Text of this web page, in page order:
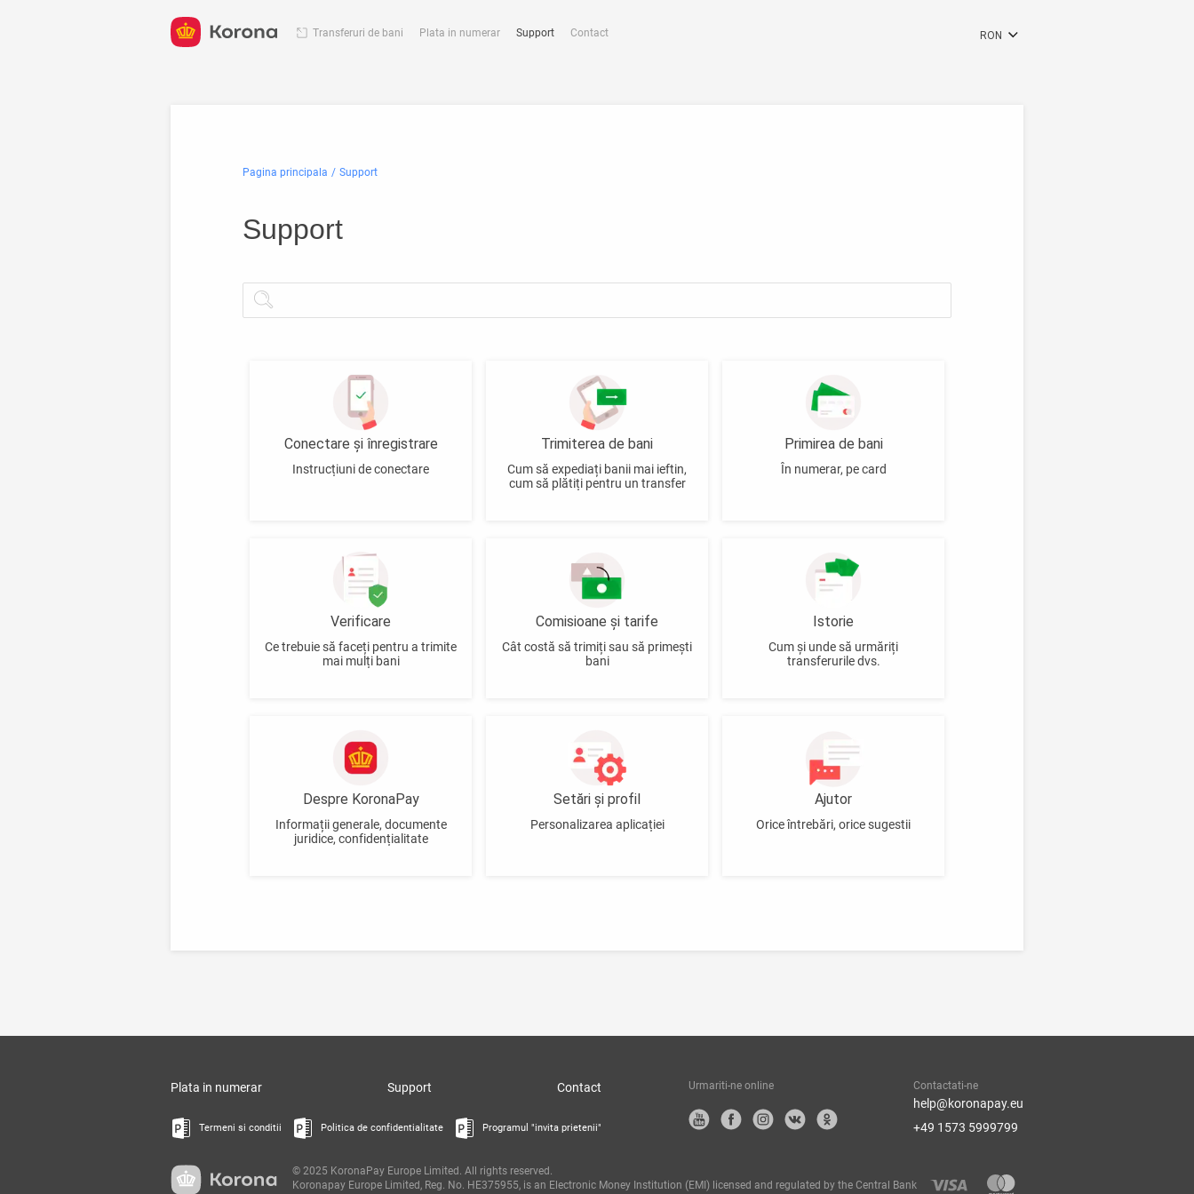
RON
Transferuri de bani Plata in numerar Support Contact
Pagina principala Support
Support
Conectare și înregistrare
Instrucțiuni de conectare
Trimiterea de bani
Cum să expediați banii mai ieftin,
cum să plătiți pentru un transfer
Primirea de bani
În numerar, pe card
Verificare
Ce trebuie să faceți pentru a trimite
mai mulți bani
Comisioane și tarife
Cât costă să trimiți sau să primești
bani
Istorie
Cum și unde să urmăriți
transferurile dvs.
Despre KoronaPay
Informații generale, documente
juridice, confidențialitate
Setări și profil
Personalizarea aplicației
Ajutor
Orice întrebări, orice sugestii
Plata in numerar Support Contact
Termeni si conditii Politica de confidentialitate Programul "invita prietenii"
Urmariti-ne online Contactati-ne
help@koronapay.eu
+49 1573 5999799
© 2025 KoronaPay Europe Limited. All rights reserved.
Koronapay Europe Limited, Reg. No. HE375955, is an Electronic Money Institution (EMI) licensed and regulated by the Central Bank